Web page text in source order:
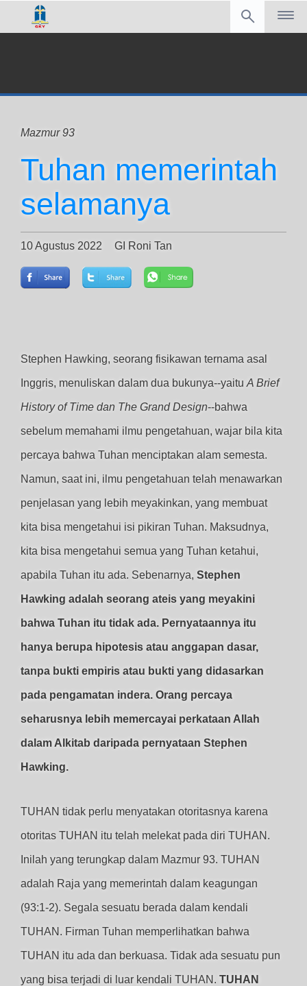
Mazmur 93
Tuhan memerintah
selamanya
10 Agustus 2022 GI Roni Tan
Stephen Hawking, seorang fisikawan ternama asal
Inggris, menuliskan dalam dua bukunya--yaitu A Brief
History of Time dan The Grand Design--bahwa
sebelum memahami ilmu pengetahuan, wajar bila kita
percaya bahwa Tuhan menciptakan alam semesta.
Namun, saat ini, ilmu pengetahuan telah menawarkan
penjelasan yang lebih meyakinkan, yang membuat
kita bisa mengetahui isi pikiran Tuhan. Maksudnya,
kita bisa mengetahui semua yang Tuhan ketahui,
apabila Tuhan itu ada. Sebenarnya, Stephen
Hawking adalah seorang ateis yang meyakini
bahwa Tuhan itu tidak ada. Pernyataannya itu
hanya berupa hipotesis atau anggapan dasar,
tanpa bukti empiris atau bukti yang didasarkan
pada pengamatan indera. Orang percaya
seharusnya lebih memercayai perkataan Allah
dalam Alkitab daripada pernyataan Stephen
Hawking.
TUHAN tidak perlu menyatakan otoritasnya karena
otoritas TUHAN itu telah melekat pada diri TUHAN.
Inilah yang terungkap dalam Mazmur 93. TUHAN
adalah Raja yang memerintah dalam keagungan
(93:1-2). Segala sesuatu berada dalam kendali
TUHAN. Firman Tuhan memperlihatkan bahwa
TUHAN itu ada dan berkuasa. Tidak ada sesuatu pun
yang bisa terjadi di luar kendali TUHAN. TUHAN